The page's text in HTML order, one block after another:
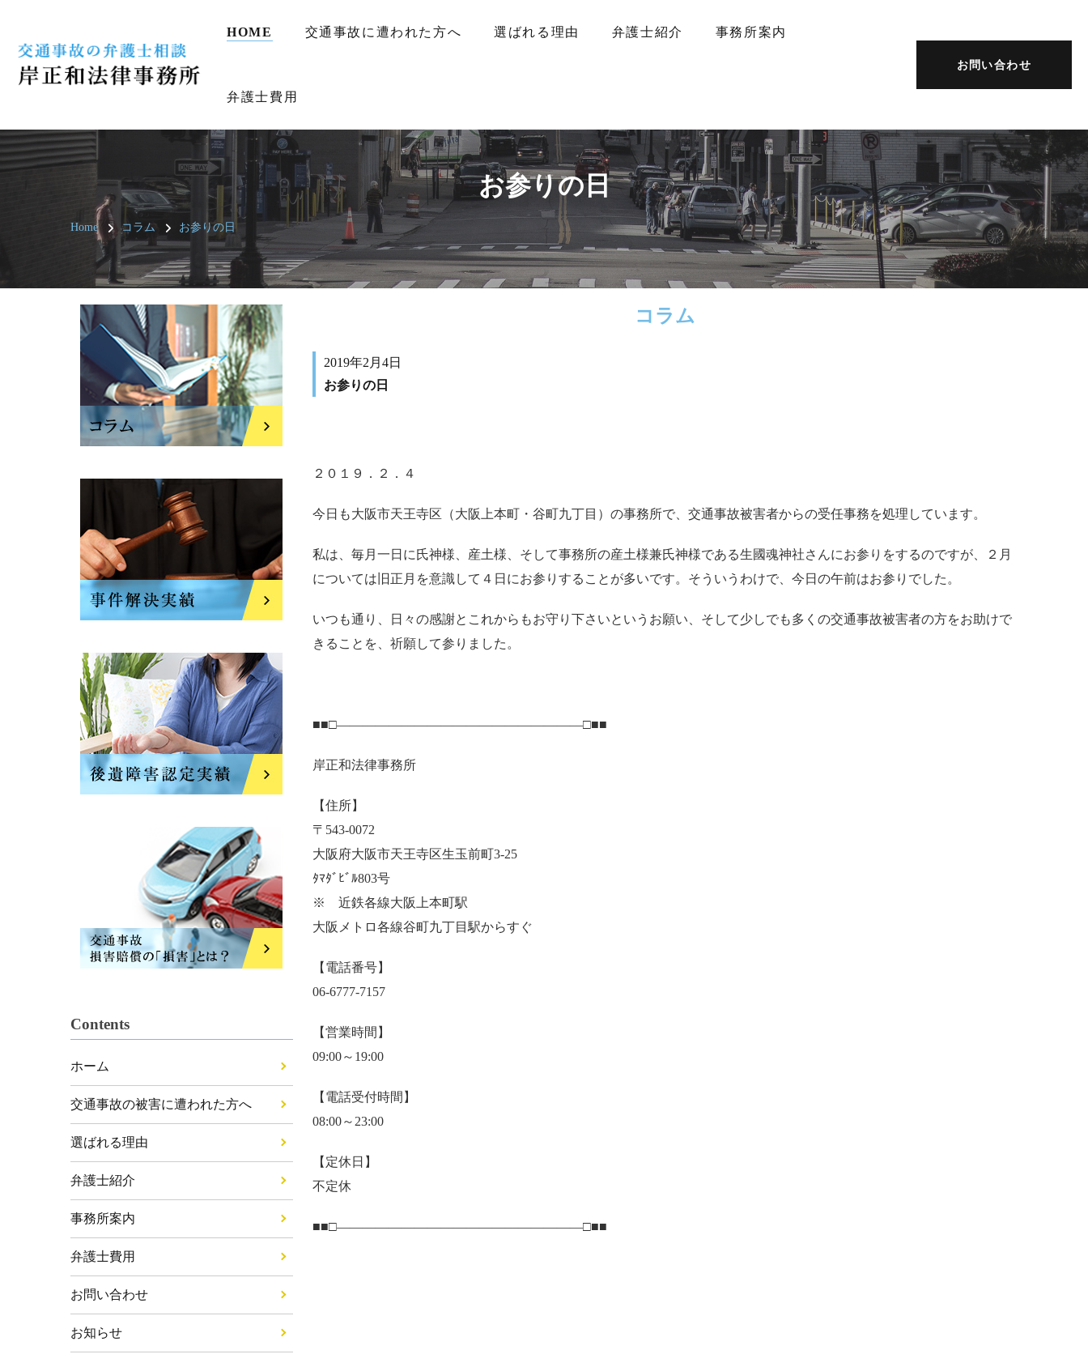
HOME 交通事故に遭われた方へ 選ばれる理由 弁護士紹介 事務所案内
弁護士費用
お問い合わせ
お参りの日
Home コラム お参りの日
コラム
2019年2月4日
お参りの日
２０１９．２．４
今日も大阪市天王寺区（大阪上本町・谷町九丁目）の事務所で、交通事故被害者からの受任事務を処理しています。
私は、毎月一日に氏神様、産土様、そして事務所の産土様兼氏神様である生國魂神社さんにお参りをするのですが、２月
については旧正月を意識して４日にお参りすることが多いです。そういうわけで、今日の午前はお参りでした。
いつも通り、日々の感謝とこれからもお守り下さいというお願い、そして少しでも多くの交通事故被害者の方をお助けで
きることを、祈願して参りました。
■■□―――――――――――――――――――□■■
岸正和法律事務所
【住所】
〒543-0072
大阪府大阪市天王寺区生玉前町3-25
ﾀﾏﾀﾞﾋﾞﾙ803号
※ 近鉄各線大阪上本町駅
大阪メトロ各線谷町九丁目駅からすぐ
【電話番号】
06-6777-7157
【営業時間】
09:00～19:00
【電話受付時間】
08:00～23:00
【定休日】
不定休
■■□―――――――――――――――――――□■■
Contents
ホーム
交通事故の被害に遭われた方へ
選ばれる理由
弁護士紹介
事務所案内
弁護士費用
お問い合わせ
お知らせ